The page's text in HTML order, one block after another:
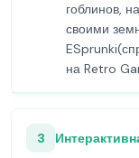
гоблинов,
своими
на Retro
3